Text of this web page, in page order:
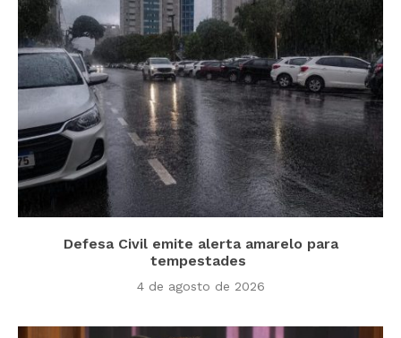
Defesa Civil emite alerta amarelo para
tempestades
4 de agosto de 2026